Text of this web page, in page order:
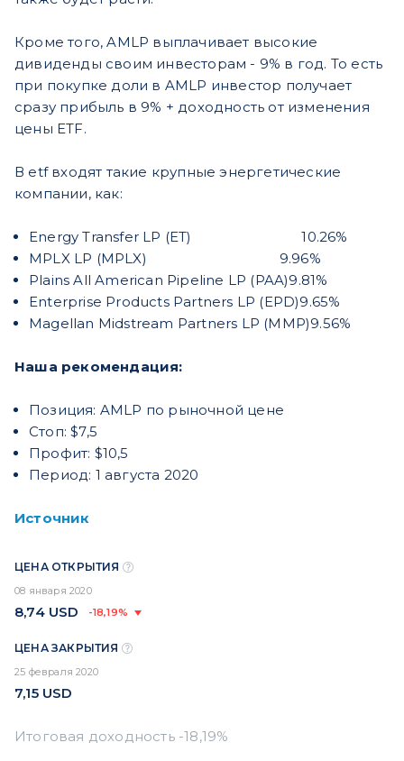
Кроме того, AMLP выплачивает высокие
дивиденды своим инвесторам - 9% в год. То есть
при покупке доли в AMLP инвестор получает
сразу прибыль в 9% + доходность от изменения
цены ETF.
В etf входят такие крупные энергетические
компании, как:
Energy Transfer LP (ET) 10.26%
MPLX LP (MPLX) 9.96%
Plains All American Pipeline LP (PAA)9.81%
Enterprise Products Partners LP (EPD)9.65%
Magellan Midstream Partners LP (MMP)9.56%
Наша рекомендация:
Позиция: AMLP по рыночной цене
Стоп: $7,5
Профит: $10,5
Период: 1 августа 2020
Источник
ЦЕНА ОТКРЫТИЯ
08 января 2020
8,74 USD -18,19%
ЦЕНА ЗАКРЫТИЯ
25 февраля 2020
7,15 USD